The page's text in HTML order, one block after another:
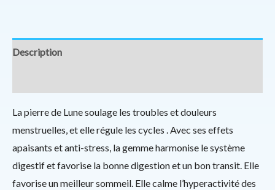
Description
La pierre de Lune soulage les troubles et douleurs
menstruelles, et elle régule les cycles . Avec ses effets
apaisants et anti-stress, la gemme harmonise le système
digestif et favorise la bonne digestion et un bon transit. Elle
favorise un meilleur sommeil. Elle calme l’hyperactivité des